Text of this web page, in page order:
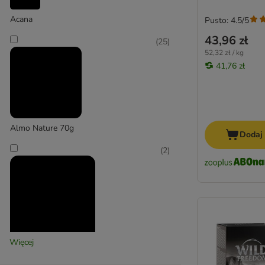
Cosma
Dolina Noteci
Encore
GRAU
Acana
Almo Nature 70g
(25)
Almo Nature Holistic
(2)
Więcej
43,96 zł
52,32 zł / kg
41,76 zł
Pusto: 4.5/5
Dodaj